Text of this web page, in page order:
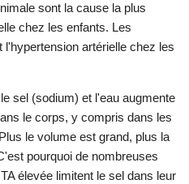
sont la cause la plus
chez les enfants. Les
artérielle chez les
sel (sodium) et l'eau augmente
le corps, y compris dans les
le volume est grand, plus la
pourquoi de nombreuses
élevée limitent le sel dans leur